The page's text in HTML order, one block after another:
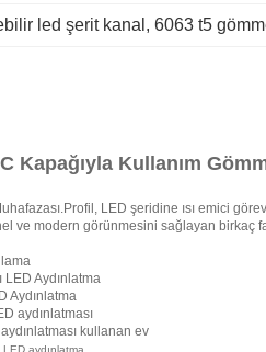
led şerit kanal , 6063 t5
Kapağıyla Kullanım
LED şeridine ısı emici
ve modern görünmesini sağlayan birkaç
LED Aydınlatma
Aydınlatma
aydınlatması
kullanan ev
aydınlatma